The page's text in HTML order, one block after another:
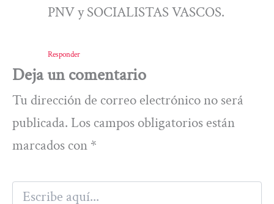
PNV y SOCIALISTAS VASCOS.
Responder
Deja un comentario
Tu dirección de correo electrónico no será
publicada. Los campos obligatorios están
marcados con *
Escribe
aquí...